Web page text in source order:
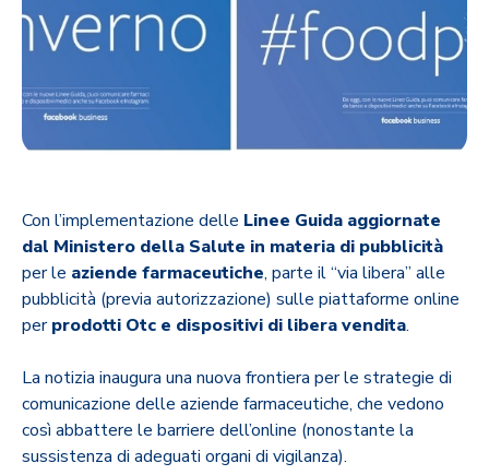
Con l’implementazione delle Linee Guida aggiornate
dal Ministero della Salute in materia di pubblicità
per le aziende farmaceutiche, parte il “via libera” alle
pubblicità (previa autorizzazione) sulle piattaforme online
perprodotti Otc e dispositivi di libera vendita.
La notizia inaugura una nuova frontiera per le strategie di
comunicazione delle aziende farmaceutiche, che vedono
così abbattere le barriere dell’online (nonostante la
sussistenza di adeguati organi di vigilanza).